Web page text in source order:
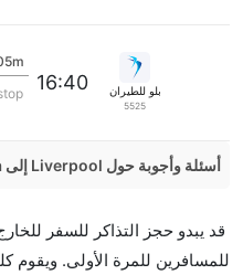
بلو للطيران
5525
16:40
أسئلة وأجوبة حول Liverpool إلى Malaga الرحلات الجوية
إلىمالقة مما تستغرقه
نعم. توفر كل من أسرع
قد يبدو حجز التذاكر للسفر
للمسافرين للمرة الأولى. ويقوم